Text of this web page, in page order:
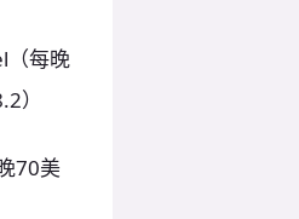
（每晚
）
70美